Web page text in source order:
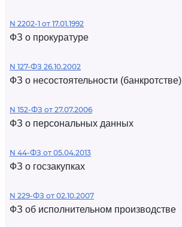
N 2202-1 от 17.01.1992
ФЗ о прокуратуре
N 127-ФЗ 26.10.2002
ФЗ о несостоятельности (банкротстве)
N 152-ФЗ от 27.07.2006
ФЗ о персональных данных
N 44-ФЗ от 05.04.2013
ФЗ о госзакупках
N 229-ФЗ от 02.10.2007
ФЗ об исполнительном производстве